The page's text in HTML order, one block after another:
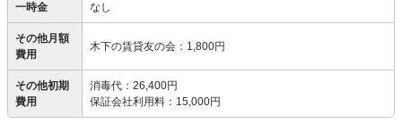
一時金 なし
その他月額
費用
木下の賃貸友の会 ： 1,800円
その他初期
費用
消毒代 ： 26,400円
保証会社利用料 ： 15,000円